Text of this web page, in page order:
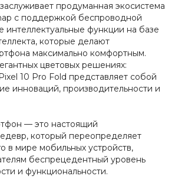
продуманная экосистема
с поддержкой беспроводной
интеллектуальные функции на базе
которые делают
максимально комфортным.
цветовых решениях:
10 Pro Fold представляет собой
инноваций, производительности и
— это настоящий
который переопределяет
в мире мобильных устройств,
беспрецедентный уровень
и функциональности.